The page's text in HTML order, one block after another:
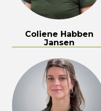
Coliene Habben
Jansen